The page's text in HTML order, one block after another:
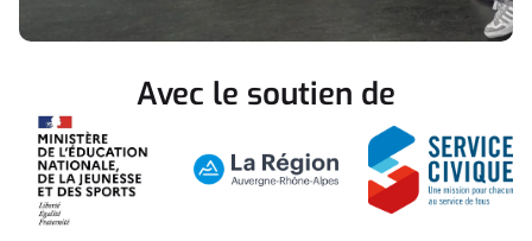
Avec le soutien de